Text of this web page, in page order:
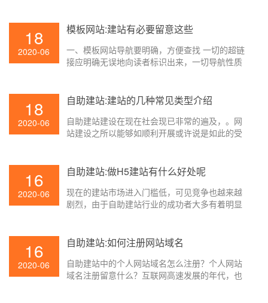
站公司呢，壹起航的小编就告诉大家从下面三点
来甄选：
18
2020-06
模板网站:建站有必要留意这些
一、模板网站导航要明确，方便查找 一切的超链
接应明确无误地向读者标识出来，一切导航性质
不知东西南北。链接文本的颜色用大家都约定俗
成的样子，比如：未拜访的，蓝色;点击过的，紫
色或棕色。假如你想要特别一点，链接的文本就
要想着以什么方法加以突出，比方说加粗体、加
楚的导向。
18
2020-06
自助建站:建站的几种常见类型介绍
自助建站建设在现在社会现已非常的遍及，。网
站建设之所以能够如顺利开展或许说是如此的受
业带来如此大的利益呢？那是由于网站建设有不
同的网站类型，并且在企业建站时会依据企业的
具体情况挑选合适企业的网站类型，以此到达企
业赢利很大化。那今日以后就带领大家简略了解
16
2020-06
自助建站:做H5建站有什么好处呢
现在的建站市场进入门槛低，可见竞争也越来越
剧烈，由于自助建站行业的成功者大多有着明显
市场的技能的自然不会遭到淘汰，要懂得运用它
来选拔网站的质量，才能习惯用户的需求，市场
需与时俱进。
16
2020-06
自助建站:如何注册网站域名
自助建站中的个人网站域名怎么注册？个人网站
域名注册留意什么？互联网高速发展的年代，也